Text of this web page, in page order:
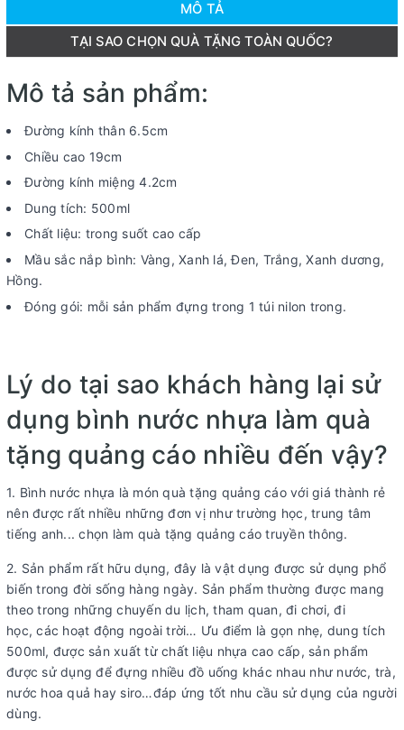
MÔ TẢ
TẠI SAO CHỌN QUÀ TẶNG TOÀN QUỐC?
Mô tả sản phẩm:
Đường kính thân 6.5cm
Chiều cao 19cm
Đường kính miệng 4.2cm
Dung tích: 500ml
Chất liệu: trong suốt cao cấp
Mầu sắc nắp bình: Vàng, Xanh lá, Đen, Trắng, Xanh dương,
Hồng.
Đóng gói: mỗi sản phẩm đựng trong 1 túi nilon trong.
Lý do tại sao khách hàng lại sử
dụng bình nước nhựa làm quà
tặng quảng cáo nhiều đến vậy?
1. Bình nước nhựa là món quà tặng quảng cáo với giá thành rẻ
nên được rất nhiều những đơn vị như trường học, trung tâm
tiếng anh... chọn làm quà tặng quảng cáo truyền thông.
2. Sản phẩm rất hữu dụng, đây là vật dụng được sử dụng phổ
biến trong đời sống hàng ngày. Sản phẩm thường được mang
theo trong những chuyến du lịch, tham quan, đi chơi, đi
học, các hoạt động ngoài trời… Ưu điểm là gọn nhẹ, dung tích
500ml, được sản xuất từ chất liệu nhựa cao cấp, sản phẩm
được sử dụng để đựng nhiều đồ uống khác nhau như nước, trà,
nước hoa quả hay siro…đáp ứng tốt nhu cầu sử dụng của người
dùng.